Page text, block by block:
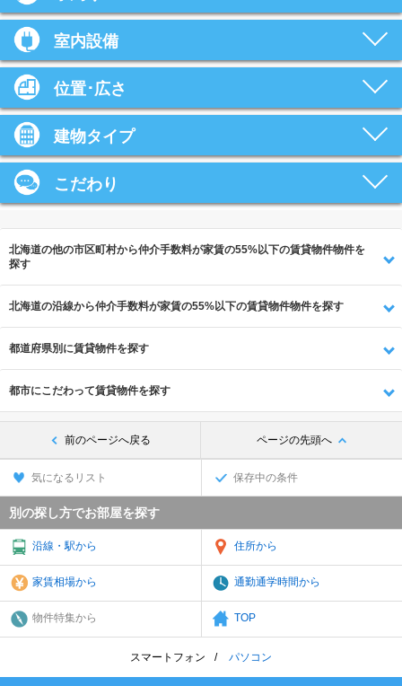
室内設備
位置･広さ
建物タイプ
こだわり
北海道の他の市区町村から仲介手数料が家賃の55%以下の賃貸物件物件を
探す
北海道の沿線から仲介手数料が家賃の55%以下の賃貸物件物件を探す
都道府県別に賃貸物件を探す
都市にこだわって賃貸物件を探す
前のページへ戻る ページの先頭へ
気になるリスト 保存中の条件
別の探し方でお部屋を探す
沿線・駅から 住所から
家賃相場から 通勤通学時間から
物件特集から TOP
スマートフォン パソコン